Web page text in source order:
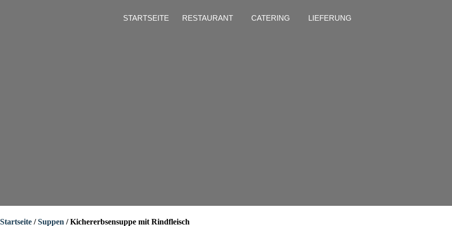
STARTSEITE RESTAURANT CATERING LIEFERUNG
Startseite /Suppen / Kichererbsensuppe mit Rindfleisch